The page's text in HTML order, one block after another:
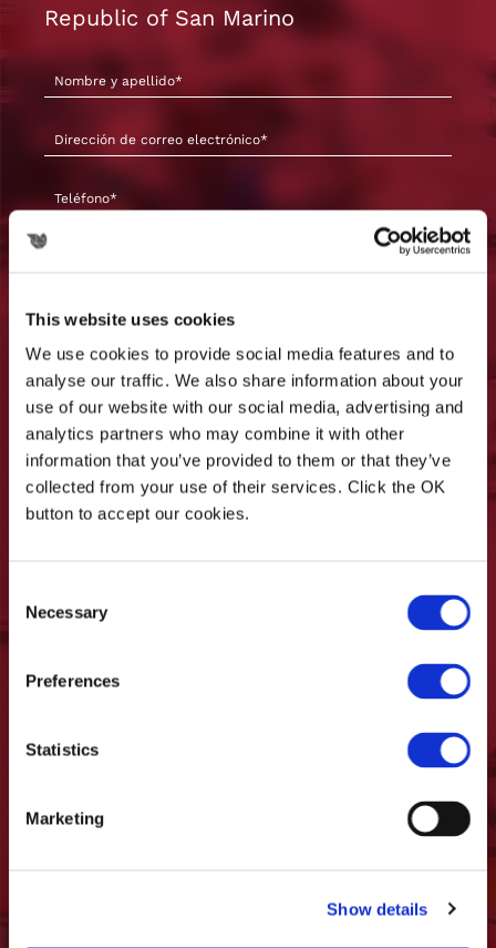
This website uses cookies
We use cookies to provide social media features and to
analyse our traffic. We also share information about your
use of our website with our social media, advertising and
analytics partners who may combine it with other
information that you’ve provided to them or that they’ve
collected from your use of their services. Click the OK
button to accept our cookies.
Selection
Necessary
Preferences
Statistics
Marketing
Show details
Republic of San Marino
Sus datos personales serán procesados ​​de
conformidad con los principios establecidos
* Declaro que tengo una edad no inferior
personales, que se puede encontrar en la
web.
Quiero recibir actualizaciones, promociones y
comunicaciones de Casadei Industria WOOD